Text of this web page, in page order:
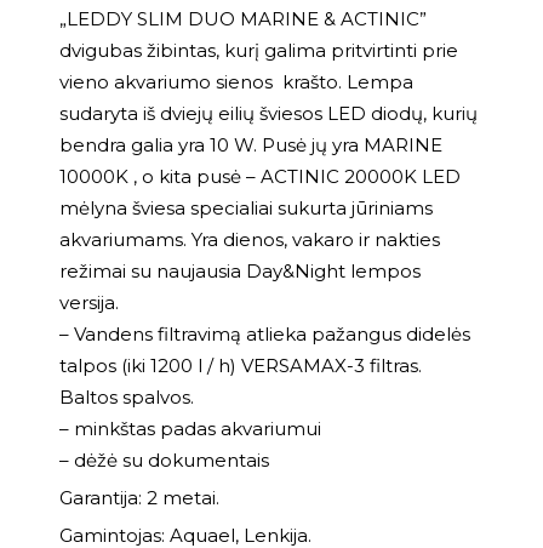
„LEDDY SLIM DUO MARINE & ACTINIC”
dvigubas žibintas, kurį galima pritvirtinti prie
vieno akvariumo sienos krašto. Lempa
sudaryta iš dviejų eilių šviesos LED diodų, kurių
bendra galia yra 10 W. Pusė jų yra MARINE
10000K , o kita pusė – ACTINIC 20000K LED
mėlyna šviesa specialiai sukurta jūriniams
akvariumams. Yra dienos, vakaro ir nakties
režimai su naujausia Day&Night lempos
versija.
– Vandens filtravimą atlieka pažangus didelės
talpos (iki 1200 l / h) VERSAMAX-3 filtras.
Baltos spalvos.
– minkštas padas akvariumui
– dėžė su dokumentais
Garantija: 2 metai.
Gamintojas: Aquael, Lenkija.